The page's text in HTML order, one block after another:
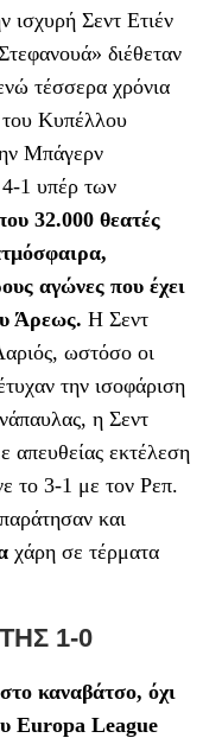
ισχυρή Σεντ Ετιέν
διέθεταν
τέσσερα χρόνια
του Κυπέλλου
Μπάγερν
1 υπέρ των
32.000 θεατές
αγώνες που έχει
Άρεως. Η Σεντ
ωστόσο οι
την ισοφάριση
η Σεντ
απευθείας εκτέλεση
το 3-1 με τον Ρεπ.
και
χάρη σε τέρματα
1-0
καναβάτσο, όχι
Europa League